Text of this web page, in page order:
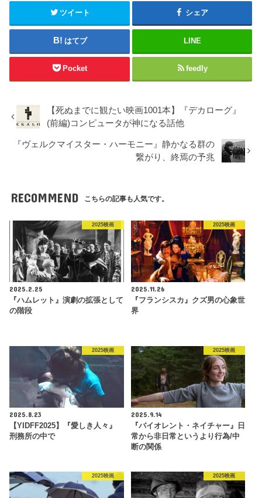
ツイート シェア
はてブ LINE
Pocket feedly
【死ぬまでに観たい映画1001本】『デカローグ』
(前編)コンピュータが神になる話他
『ヴェルクマイスター・ハーモニー』静かなる群の
繋がり、終焉の予兆
RECOMMEND こちらの記事も人気です。
2025映画
2025.2.25
『ハムレット』演劇の拡張として
の階段
2025映画
2025.11.26
『フランシスカ』クズ男の心象世
界
2025映画
2025.8.23
【YIDFF2025】『愛しき人々』
刑務所の中で
2025映画
2025.9.14
『バイオレント・ネイチャー』日
常から非日常というより行為/中
断の関係
2025映画 2025映画